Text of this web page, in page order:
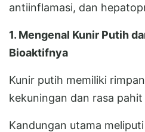
antiinflamasi, dan
1. Mengenal Kunir Putih
Bioaktifnya
Kunir putih memiliki
kekuningan dan rasa pahit
Kandungan utama